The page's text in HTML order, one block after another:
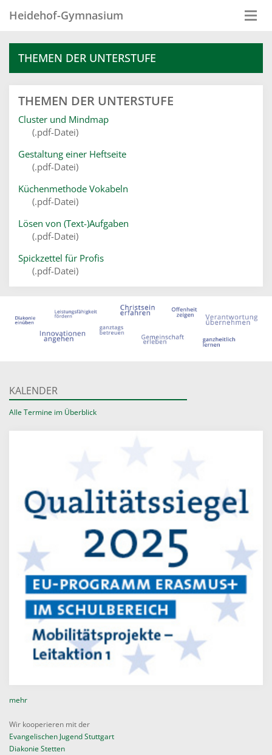
Heidehof-Gymnasium
THEMEN DER UNTERSTUFE
THEMEN DER UNTERSTUFE
Cluster und Mindmap
(.pdf-Datei)
Gestaltung einer Heftseite
(.pdf-Datei)
Küchenmethode Vokabeln
(.pdf-Datei)
Lösen von (Text-)Aufgaben
(.pdf-Datei)
Spickzettel für Profis
(.pdf-Datei)
KALENDER
Alle Termine im Überblick
mehr
Wir kooperieren mit der
Evangelischen Jugend Stuttgart
Diakonie Stetten